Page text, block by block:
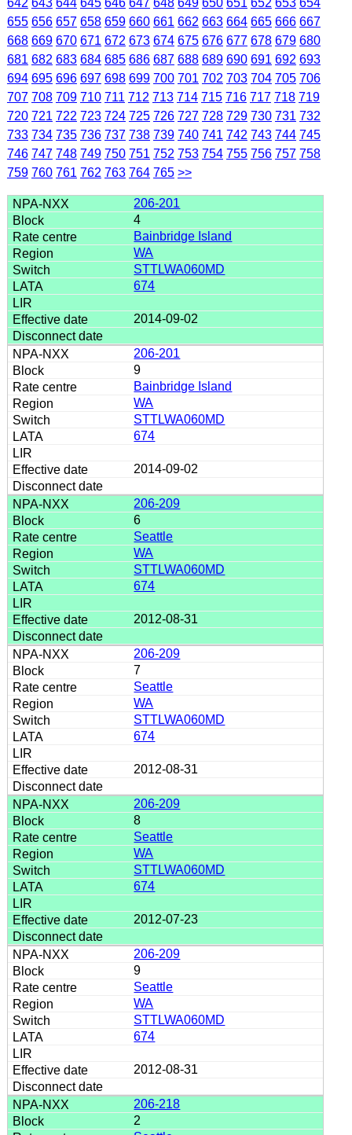
655 656 657 658 659 660 661 662 663 664 665 666 667
668 669 670 671 672 673 674 675 676 677 678 679 680
681 682 683 684 685 686 687 688 689 690 691 692 693
694 695 696 697 698 699 700 701 702 703 704 705 706
707 708 709 710 711 712 713 714 715 716 717 718 719
720 721 722 723 724 725 726 727 728 729 730 731 732
733 734 735 736 737 738 739 740 741 742 743 744 745
746 747 748 749 750 751 752 753 754 755 756 757 758
759 760 761 762 763 764 765 >>
206-201
4
Bainbridge Island
WA
STTLWA060MD
674
2014-09-02
206-201
9
Bainbridge Island
WA
STTLWA060MD
674
2014-09-02
206-209
6
Seattle
WA
STTLWA060MD
674
2012-08-31
206-209
7
Seattle
WA
STTLWA060MD
674
2012-08-31
206-209
8
Seattle
WA
STTLWA060MD
674
2012-07-23
206-209
9
Seattle
WA
STTLWA060MD
674
2012-08-31
206-218
2